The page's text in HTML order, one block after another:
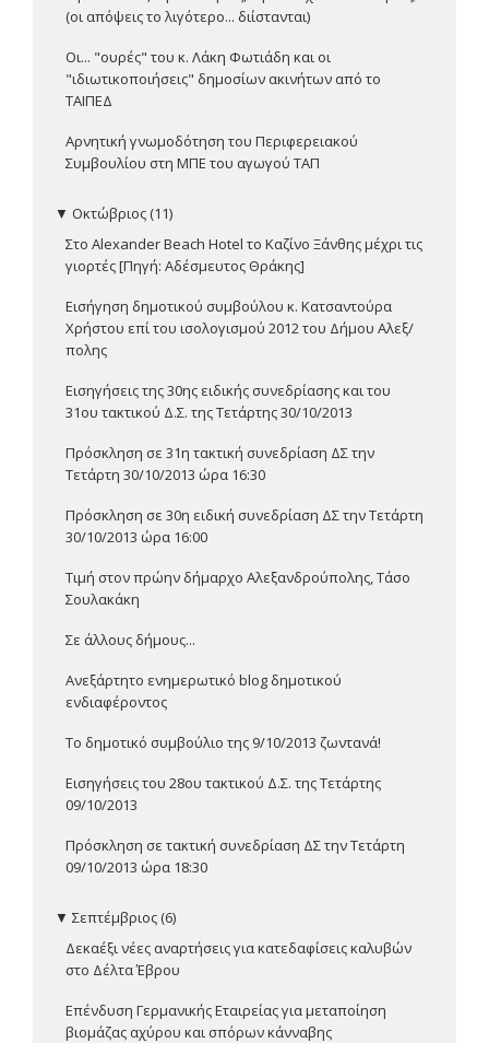
(οι απόψεις το λιγότερο... διίστανται)
Οι... "ουρές" του κ. Λάκη Φωτιάδη και οι
"ιδιωτικοποιήσεις" δημοσίων ακινήτων από το
ΤΑΙΠΕΔ
Αρνητική γνωμοδότηση του Περιφερειακού
Συμβουλίου στη ΜΠΕ του αγωγού ΤΑΠ
▼ Οκτώβριος (11)
Στο Alexander Beach Hotel το Καζίνο Ξάνθης μέχρι τις
γιορτές [Πηγή: Αδέσμευτος Θράκης]
Εισήγηση δημοτικού συμβούλου κ. Κατσαντούρα
Χρήστου επί του ισολογισμού 2012 του Δήμου Αλεξ/
πολης
Εισηγήσεις της 30ης ειδικής συνεδρίασης και του
31ου τακτικού Δ.Σ. της Τετάρτης 30/10/2013
Πρόσκληση σε 31η τακτική συνεδρίαση ΔΣ την
Τετάρτη 30/10/2013 ώρα 16:30
Πρόσκληση σε 30η ειδική συνεδρίαση ΔΣ την Τετάρτη
30/10/2013 ώρα 16:00
Τιμή στον πρώην δήμαρχο Αλεξανδρούπολης, Τάσο
Σουλακάκη
Σε άλλους δήμους...
Ανεξάρτητο ενημερωτικό blog δημοτικού
ενδιαφέροντος
Το δημοτικό συμβούλιο της 9/10/2013 ζωντανά!
Εισηγήσεις του 28ου τακτικού Δ.Σ. της Τετάρτης
09/10/2013
Πρόσκληση σε τακτική συνεδρίαση ΔΣ την Τετάρτη
09/10/2013 ώρα 18:30
▼ Σεπτέμβριος (6)
Δεκαέξι νέες αναρτήσεις για κατεδαφίσεις καλυβών
στο Δέλτα Έβρου
Επένδυση Γερμανικής Εταιρείας για μεταποίηση
βιομάζας αχύρου και σπόρων κάνναβης